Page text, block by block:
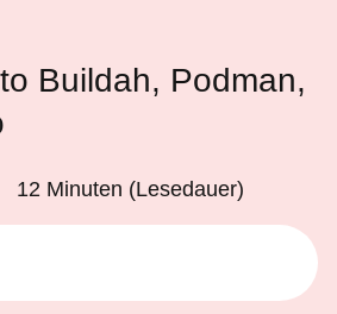
Buildah, Podman,
12 Minuten (Lesedauer)